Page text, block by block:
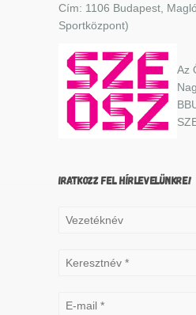
Cím: 1106 Budapest,
Sportközpont)
Az
IRATKOZZ FEL HÍRLEVELÜNKRE!